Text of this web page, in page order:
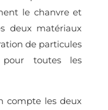
le chanvre et
deux matériaux
de particules
pour toutes les
compte les deux